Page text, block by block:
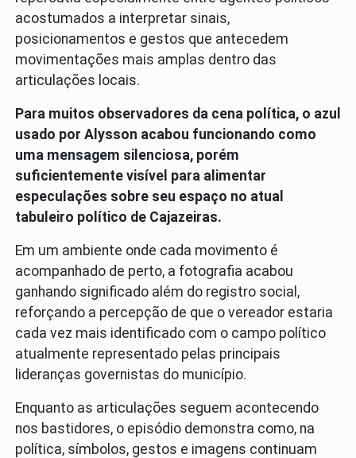
acostumados a interpretar sinais,
posicionamentos e gestos que antecedem
movimentações mais amplas dentro das
articulações locais.
Para muitos observadores da cena política, o azul
usado por Alysson acabou funcionando como
uma mensagem silenciosa, porém
suficientemente visível para alimentar
especulações sobre seu espaço no atual
tabuleiro político de Cajazeiras.
Em um ambiente onde cada movimento é
acompanhado de perto, a fotografia acabou
ganhando significado além do registro social,
reforçando a percepção de que o vereador estaria
cada vez mais identificado com o campo político
atualmente representado pelas principais
lideranças governistas do município.
Enquanto as articulações seguem acontecendo
nos bastidores, o episódio demonstra como, na
política, símbolos, gestos e imagens continuam